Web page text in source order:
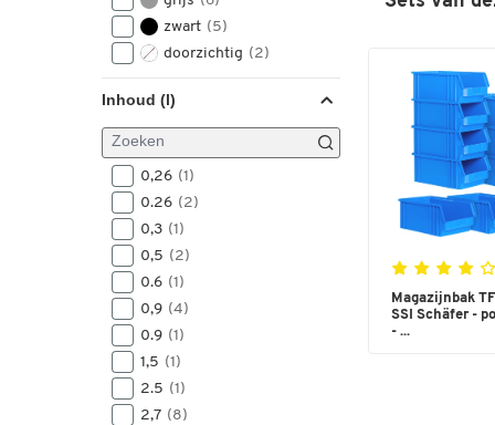
zwart (5)
doorzichtig (2)
Inhoud (l)
0,26 (1)
0.26 (2)
0,3 (1)
0,5 (2)
0.6 (1)
0,9 (4)
0.9 (1)
1,5 (1)
2.5 (1)
2,7 (8)
Magazijnbak
SSI Schäfer -
- ...